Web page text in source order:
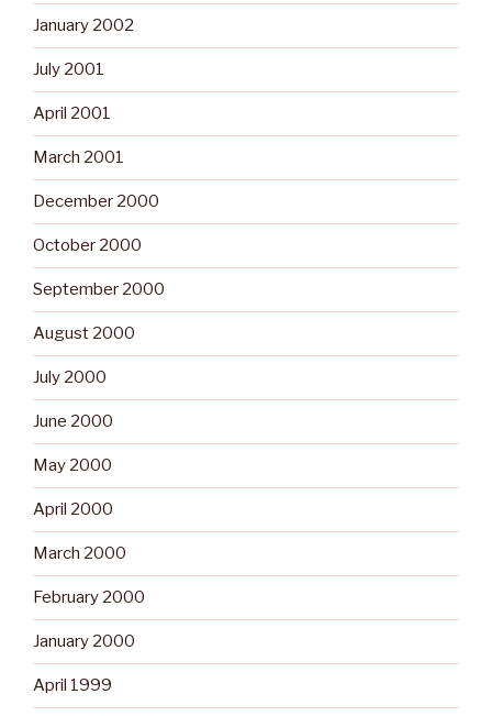
January 2002
July 2001
April 2001
March 2001
December 2000
October 2000
September 2000
August 2000
July 2000
June 2000
May 2000
April 2000
March 2000
February 2000
January 2000
April 1999